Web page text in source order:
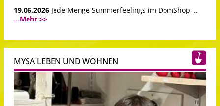
19.06.2026 Jede Menge Summerfeelings im DomShop ...
...Mehr >>
MYSA LEBEN UND WOHNEN